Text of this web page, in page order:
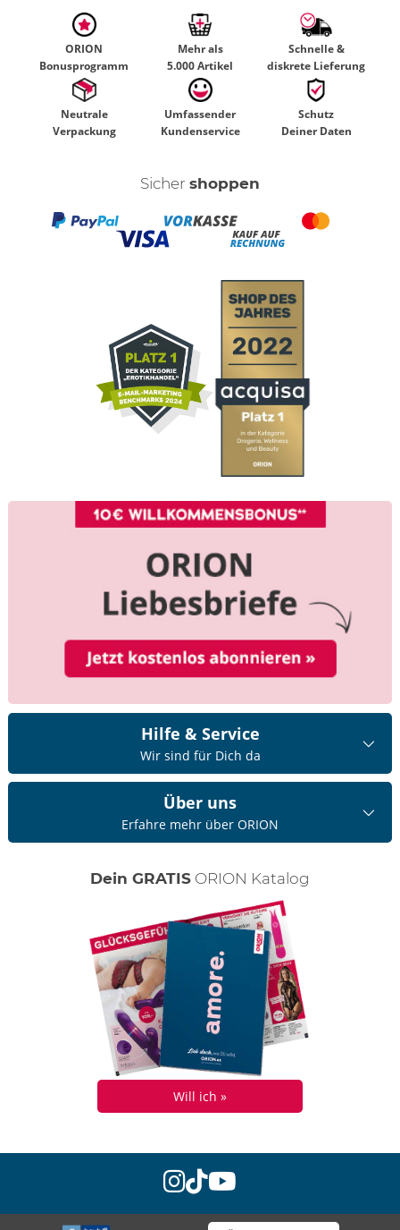
ORION
Bonusprogramm
Mehr als
5.000 Artikel
Schnelle &
diskrete Lieferung
Neutrale
Verpackung
Umfassender
Kundenservice
Schutz
Deiner Daten
Sicher shoppen
Hilfe & Service
Wir sind für Dich da
Über uns
Erfahre mehr über ORION
Dein GRATIS ORION Katalog
Will ich »
instagram
tiktok
youtube